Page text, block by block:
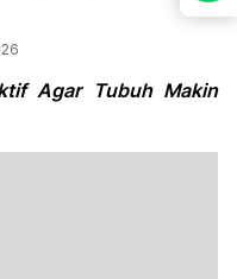
Agar Tubuh Makin